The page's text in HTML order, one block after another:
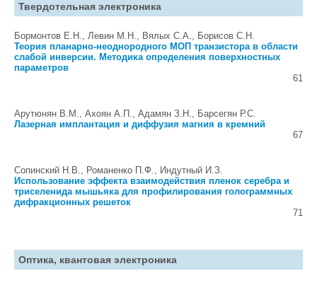
Твердотельная электроника
Бормонтов Е.Н., Левин М.Н., Вялых С.А., Борисов С.Н.
Теория планарно-неоднородного МОП транзистора в области
слабой инверсии. Методика определения поверхностных
параметров
61
Арутюнян В.М., Ахоян А.П., Адамян З.Н., Барсегян Р.С.
Лазерная имплантация и диффузия магния в кремний
67
Сопинский Н.В., Романенко П.Ф., Индутный И.З.
Использование эффекта взаимодействия пленок серебра и
триселенида мышьяка для профилирования голограммных
дифракционных решеток
71
Оптика, квантовая электроника